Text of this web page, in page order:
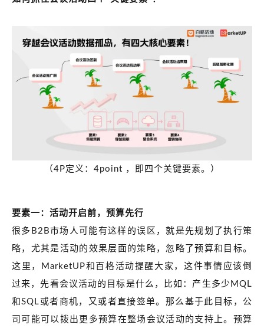
（4P定义：4point ，即四个关键要素。）
要素一：活动开启前，预算先行
很多B2B市场人可能有这样的误区，就是先规划了执行策
略，尤其是活动的效果层面的策略，忽略了预算和目标。
这里，MarketUP和百格活动提醒大家，这件事情应该倒
过来，先看会议活动的目标是什么，比如：产生多少MQL
和SQL或者商机，又或者直接签单。那么基于此目标，公
司可能可以拨出更多预算在整场会议活动的支持上。预算